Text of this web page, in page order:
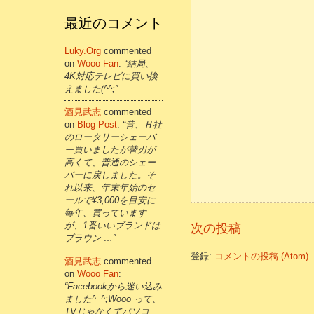
次の投稿
登録: コメントの投稿 (Atom)
最近のコメント
Luky.org commented
on Wooo Fan: “結局、
4K対応テレビに買い換
えました(^^;”
酒見武志 commented
on Blog Post: “昔、Ｈ社
のロータリーシェーバ
ー買いましたが替刃が
高くて、普通のシェー
バーに戻しました。そ
れ以来、年末年始のセ
ールで¥3,000を目安に
毎年、買っています
が、1番いいブランドは
ブラウン …”
酒見武志 commented
on Wooo Fan:
“Facebookから迷い込み
ました^_^;Wooo って、
TVじゃなくてパソコ